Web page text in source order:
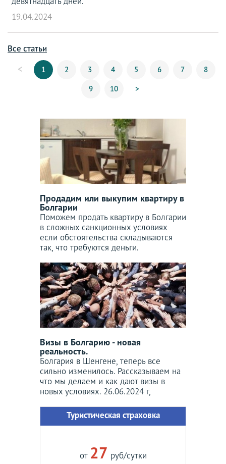
19.04.2024
Все статьи
< 1 2 3 4 5 6 7
8
9
10 >
Продадим или выкупим квартиру в
Болгарии
Поможем продать квартиру в Болгарии
в сложных санкционных условиях
если обстоятельства складываются
так, что требуются деньги.
Визы в Болгарию - новая
реальность.
Болгария в Шенгене, теперь все
сильно изменилось. Рассказываем на
что мы делаем и как дают визы в
новых условиях. 26.06.2024 г,
Туристическая страховка
от 27 руб/сутки